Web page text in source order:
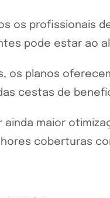
os
pode estar ao
os planos
cestas de
ainda maior
coberturas